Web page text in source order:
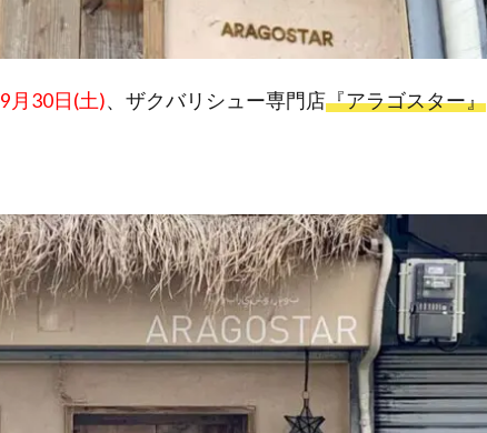
9月30日(土)、ザクバリシュー専門店『アラゴスター』